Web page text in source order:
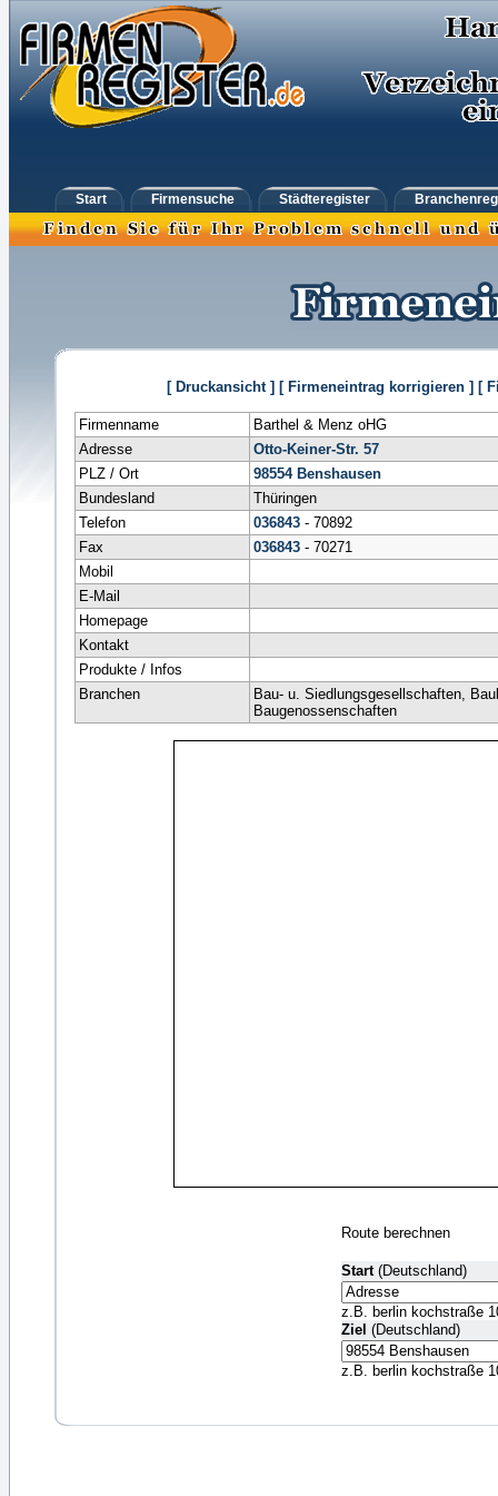
Start Firmensuche Städteregister
[ Druckansicht ] [ Firmeneintrag korrigieren ] [
Firmenname
Barthel & Menz oHG
Adresse
Otto-Keiner-Str. 57
PLZ / Ort
98554 Benshausen
Bundesland
Thüringen
Telefon
036843- 70892
Fax
036843- 70271
Mobil
E-Mail
Homepage
Kontakt
Produkte / Infos
Branchen
Bau- u. Siedlungsgesellschaften,
Baugenossenschaften
Route berechnen
Start(Deutschland)
z.B. berlin kochstraße
Ziel (Deutschland)
z.B. berlin kochstraße